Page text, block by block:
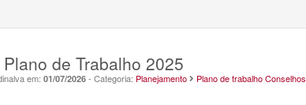
de Trabalho 2025
em: 01/07/2026 - Categoria: Planejamento Plano de trabalho Conselhos